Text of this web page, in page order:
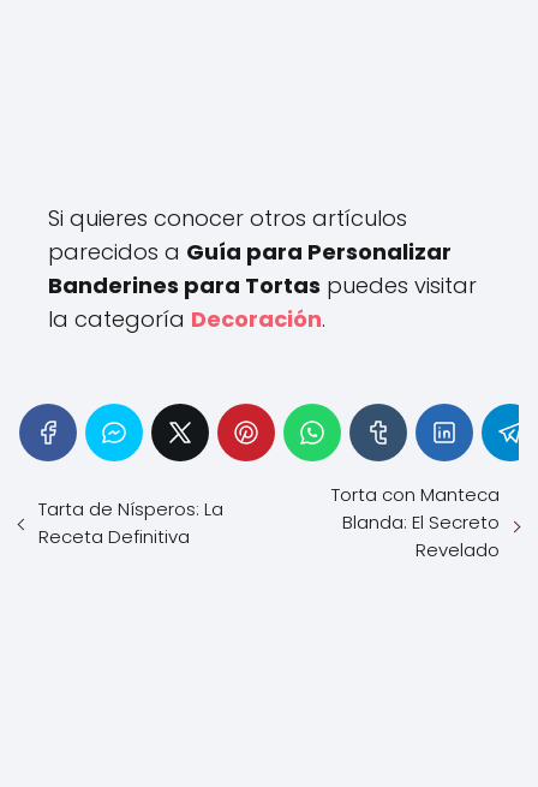
Si quieres conocer otros artículos
parecidos a Guía para Personalizar
Banderines para Tortas puedes visitar
la categoría Decoración.
Tarta de Nísperos: La
Receta Definitiva
Torta con Manteca
Blanda: El Secreto
Revelado